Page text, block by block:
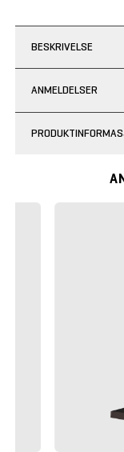
BESKRIVELSE
ANMELDELSER